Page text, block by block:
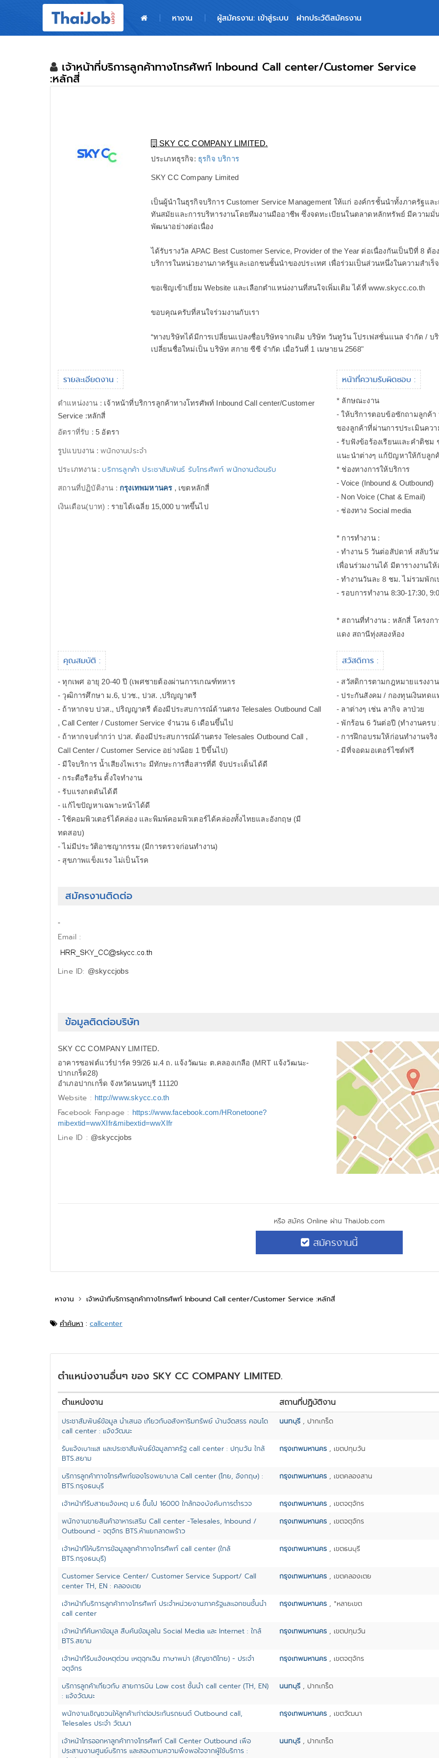
หางาน ผู้สมัครงาน: เข้าสู่ระบบ ฝากประวัติสมัครงาน
ผู้สมัครงาน: เข้าสู่ระบบ
เกร็ดความรู้
เจ้าหน้าที่บริการลูกค้าทางโทรศัพท์ Inbound Call center/Customer Service
:หลักสี่
SKY CC COMPANY LIMITED.
ประเภทธุรกิจ: ธุรกิจ บริการ
SKY CC Company Limited
เป็นผู้นำในธุรกิจบริการ Customer Service Management ให้แก่ องค์กรชั้นนำทั้งภาครัฐแ
ทันสมัยและการบริหารงานโดยทีมงานมืออาชีพ ซึ่งจดทะเบียนในตลาดหลักทรัพย์ มีความมั่
พัฒนาอย่างต่อเนื่อง
ได้รับรางวัล APAC Best Customer Service, Provider of the Year ต่อเนื่องกันเป็นปีที่ 8
บริการในหน่วยงานภาครัฐและเอกชนชั้นนำของประเทศ เพื่อร่วมเป็นส่วนหนึ่งในความสำเร็
ขอเชิญเข้าเยี่ยม Website และเลือกตำแหน่งงานที่สนใจเพิ่มเติม ได้ที่ www.skycc.co.th
ขอบคุณครับที่สนใจร่วมงานกับเรา
“ทางบริษัทได้มีการเปลี่ยนแปลงชื่อบริษัทจากเดิม บริษัท วันทูวัน โปรเฟสชั่นแนล จำกัด /
เปลี่ยนชื่อใหม่เป็น บริษัท สกาย ซีซี จำกัด เมื่อวันที่ 1 เมษายน 2568"
รายละเอียดงาน :
ตำแหน่งงาน : เจ้าหน้าที่บริการลูกค้าทางโทรศัพท์ Inbound Call center/Customer
Service :หลักสี่
อัตราที่รับ : 5 อัตรา
รูปแบบงาน :พนักงานประจำ
ประเภทงาน : บริการลูกค้า ประชาสัมพันธ์ รับโทรศัพท์ พนักงานต้อนรับ
สถานที่ปฏิบัติงาน : กรุงเทพมหานคร, เขตหลักสี่
เงินเดือน(บาท) : รายได้เฉลี่ย 15,000 บาทขึ้นไป
หน้าที่ความรับผิดชอบ :
* ลักษณะงาน
- ให้บริการตอบข้อซักถามลูกค้
ของลูกค้าที่ผ่านการประเมินคว
- รับฟังข้อร้องเรียนและคำติชม
แนะนำต่างๆ แก้ปัญหาให้กับลูก
* ช่องทางการให้บริการ
- Voice (Inbound & Outbound)
- Non Voice (Chat & Email)
- ช่องทาง Social media
* การทำงาน :
- ทำงาน 5 วันต่อสัปดาห์ สลับวั
เพื่อนร่วมงานได้ มีตารางงานให้
- ทำงานวันละ 8 ชม. ไม่รวมพัก
- รอบการทำงาน 8:30-17:30,
* สถานที่ทำงาน : หลักสี่ โครงก
แดง สถานีทุ่งสองห้อง
คุณสมบัติ :
- ทุกเพศ อายุ 20-40 ปี (เพศชายต้องผ่านการเกณฑ์ทหาร
- วุฒิการศึกษา ม.6, ปวช., ปวส. ,ปริญญาตรี
- ถ้าหากจบ ปวส., ปริญญาตรี ต้องมีประสบการณ์ด้านตรง Telesales Outbound Call
, Call Center / Customer Service จำนวน 6 เดือนขึ้นไป
- ถ้าหากจบต่ำกว่า ปวส. ต้องมีประสบการณ์ด้านตรง Telesales Outbound Call ,
Call Center / Customer Service อย่างน้อย 1 ปีขึ้นไป)
- มีใจบริการ น้ำเสียงไพเราะ มีทักษะการสื่อสารที่ดี จับประเด็นได้ดี
- กระตือรือร้น ตั้งใจทำงาน
- รับแรงกดดันได้ดี
- แก้ไขปัญหาเฉพาะหน้าได้ดี
- ใช้คอมพิวเตอร์ได้คล่อง และพิมพ์คอมพิวเตอร์ได้คล่องทั้งไทยและอังกฤษ (มี
ทดสอบ)
- ไม่มีประวัติอาชญากรรม (มีการตรวจก่อนทำงาน)
- สุขภาพแข็งแรง ไม่เป็นโรค
สวัสดิการ :
- สวัสดิการตามกฎหมายแรงงาน
- ประกันสังคม / กองทุนเงินทดแ
- ลาต่างๆ เช่น ลากิจ ลาป่วย
- พักร้อน 6 วันต่อปี (ทำงานครบ
- การฝึกอบรมให้ก่อนทำงานจริง
- มีที่จอดมอเตอร์ไซต์ฟรี
สมัครงานติดต่อ
-
Email :
Line ID: @skyccjobs
ข้อมูลติดต่อบริษัท
SKY CC COMPANY LIMITED.
อาคารซอฟต์แวร์ปาร์ค 99/26 ม.4 ถ. แจ้งวัฒนะ ต.คลองเกลือ (MRT แจ้งวัฒนะ-
ปากเกร็ด28)
อำเภอปากเกร็ด จังหวัดนนทบุรี 11120
Website : http://www.skycc.co.th
Facebook Fanpage : https://www.facebook.com/HRonetoone?
mibextid=wwXIfr&mibextid=wwXIfr
Line ID : @skyccjobs
หรือ สมัคร Online ผ่าน ThaiJob.com
สมัครงานนี้
หางาน เจ้าหน้าที่บริการลูกค้าทางโทรศัพท์ Inbound Call center/Customer Service :หลักสี่
คำค้นหา : callcenter
ตำแหน่งงานอื่นๆ ของ SKY CC COMPANY LIMITED.
ตำแหน่งงาน สถานที่ปฏิบัติงาน
ประชาสัมพันธ์ข้อมูล นำเสนอ เกี่ยวกับอสังหาริมทรัพย์ บ้านจัดสรร คอนโด
call center : แจ้งวัฒนะ
นนทบุรี , ปากเกร็ด
รับแจ้งเบาะแส และประชาสัมพันธ์ข้อมูลภาครัฐ call center : ปทุมวัน ใกล้
BTS.สยาม
กรุงเทพมหานคร , เขตปทุมวัน
บริการลูกค้าทางโทรศัพท์ของโรงพยาบาล Call center (ไทย, อังกฤษ) :
BTS.กรุงธนบุรี
กรุงเทพมหานคร , เขตคลองสาน
เจ้าหน้าที่รับสายแจ้งเหตุ ม.6 ขึ้นไป 16000 ใกล้กองบังคับการตำรวจ กรุงเทพมหานคร , เขตจตุจักร
พนักงานขายสินค้าอาหารเสริม Call center -Telesales, Inbound /
Outbound - จตุจักร BTS.ห้าแยกลาดพร้าว
กรุงเทพมหานคร , เขตจตุจักร
เจ้าหน้าที่ให้บริการข้อมูลลูกค้าทางโทรศัพท์ call center (ใกล้
BTS.กรุงธนบุรี)
กรุงเทพมหานคร , เขตธนบุรี
Customer Service Center/ Customer Service Support/ Call
center TH, EN : คลองเตย
กรุงเทพมหานคร , เขตคลองเตย
เจ้าหน้าที่บริการลูกค้าทางโทรศัพท์ ประจำหน่วยงานภาครัฐและเอกชนชั้นนำ
call center
กรุงเทพมหานคร , *หลายเขต
เจ้าหน้าที่ค้นหาข้อมูล สืบค้นข้อมูลใน Social Media และ Internet : ใกล้
BTS.สยาม
กรุงเทพมหานคร , เขตปทุมวัน
เจ้าหน้าที่รับแจ้งเหตุด่วน เหตุฉุกเฉิน ภาษาพม่า (สัญชาติไทย) - ประจำ
จตุจักร
กรุงเทพมหานคร , เขตจตุจักร
บริการลูกค้าเกี่ยวกับ สายการบิน Low cost ชั้นนำ call center (TH, EN)
: แจ้งวัฒนะ
นนทบุรี , ปากเกร็ด
พนักงานเชิญชวนให้ลูกค้าเก่าต่อประกันรถยนต์ Outbound call,
Telesales ประจำ วัฒนา
กรุงเทพมหานคร , เขตวัฒนา
เจ้าหน้าโทรออกหาลูกค้าทางโทรศัพท์ Call Center Outbound เพื่อ
ประสานงานศูนย์บริการ และสอบถามความพึงพอใจจากผู้ใช้บริการ :
นนทบุรี , ปากเกร็ด